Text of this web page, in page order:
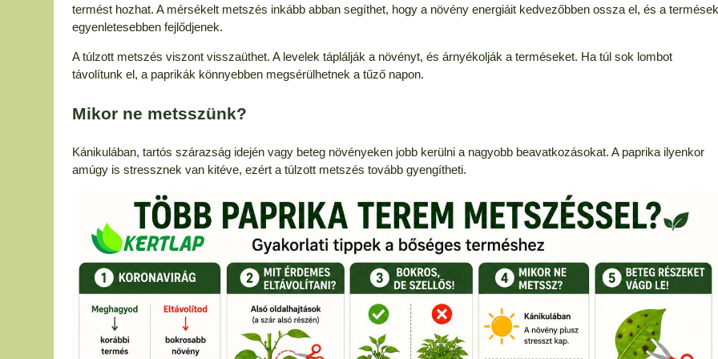
termést hozhat. A mérsékelt metszés inkább abban segíthet, hogy a növény energiáit kedvezőbben ossza el, és a termések
egyenletesebben fejlődjenek.
A túlzott metszés viszont visszaüthet. A levelek táplálják a növényt, és árnyékolják a terméseket. Ha túl sok lombot
távolítunk el, a paprikák könnyebben megsérülhetnek a tűző napon.
Mikor ne metsszünk?
Kánikulában, tartós szárazság idején vagy beteg növényeken jobb kerülni a nagyobb beavatkozásokat. A paprika ilyenkor
amúgy is stressznek van kitéve, ezért a túlzott metszés tovább gyengítheti.